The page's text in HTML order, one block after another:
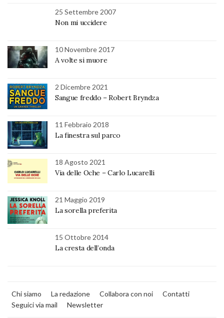
25 Settembre 2007
Non mi uccidere
10 Novembre 2017
A volte si muore
2 Dicembre 2021
Sangue freddo – Robert Bryndza
11 Febbraio 2018
La finestra sul parco
18 Agosto 2021
Via delle Oche – Carlo Lucarelli
21 Maggio 2019
La sorella preferita
15 Ottobre 2014
La cresta dell’onda
Chi siamo La redazione Collabora con noi
Contatti
Seguici via mail
Newsletter